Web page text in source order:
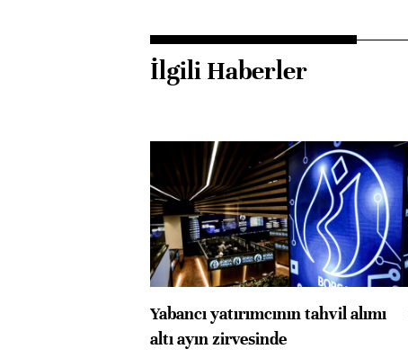
İlgili Haberler
Yabancı yatırımcının tahvil alımı
altı ayın zirvesinde